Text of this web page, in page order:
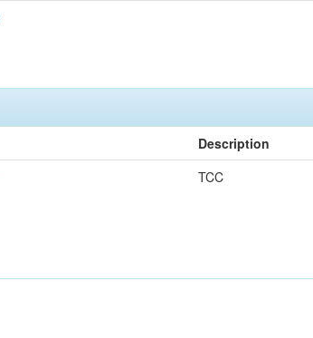
Description
TCC